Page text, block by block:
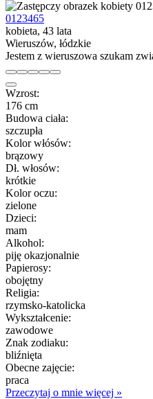
0123465
kobieta, 43 lata
Wieruszów, łódzkie
Jestem z wieruszowa szukam
Wzrost:
176 cm
Budowa ciała:
szczupła
Kolor włósów:
brązowy
Dł. włosów:
krótkie
Kolor oczu:
zielone
Dzieci:
mam
Alkohol:
piję okazjonalnie
Papierosy:
obojętny
Religia:
rzymsko-katolicka
Wykształcenie:
zawodowe
Znak zodiaku:
bliźnięta
Obecne zajęcie:
praca
Przeczytaj o mnie więcej »